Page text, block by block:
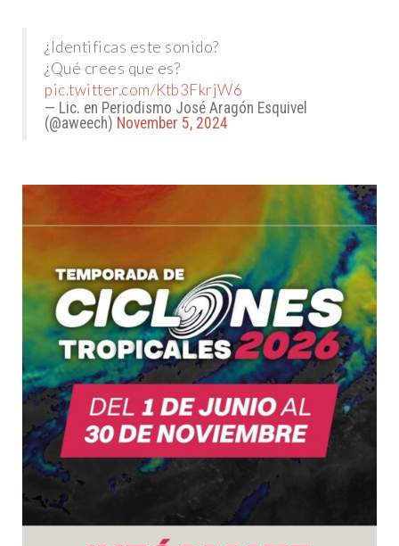
¿Identificas este sonido?
¿Qué crees que es?
pic.twitter.com/Ktb3FkrjW6
— Lic. en Periodismo José Aragón Esquivel
(@aweech) November 5, 2024